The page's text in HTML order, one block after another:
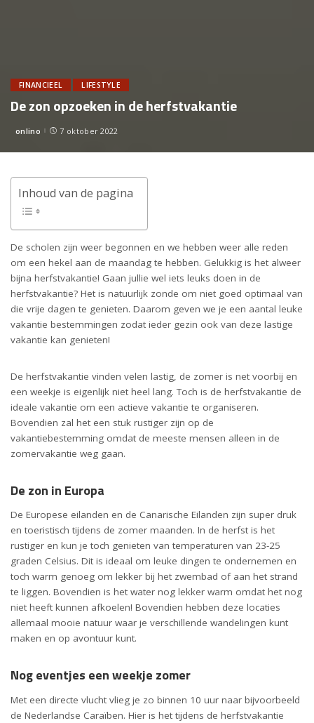
FINANCIEEL LIFESTYLE
De zon opzoeken in de herfstvakantie
Posted
onlino 7 oktober 2022
Inhoud van de pagina
De scholen zijn weer begonnen en we hebben weer alle reden
om een hekel aan de maandag te hebben. Gelukkig is het alweer
bijna herfstvakantie! Gaan jullie wel iets leuks doen in de
herfstvakantie? Het is natuurlijk zonde om niet goed optimaal van
die vrije dagen te genieten. Daarom geven we je een aantal leuke
vakantie bestemmingen zodat ieder gezin ook van deze lastige
vakantie kan genieten!
De herfstvakantie vinden velen lastig, de zomer is net voorbij en
een weekje is eigenlijk niet heel lang. Toch is de herfstvakantie de
ideale vakantie om een actieve vakantie te organiseren.
Bovendien zal het een stuk rustiger zijn op de
vakantiebestemming omdat de meeste mensen alleen in de
zomervakantie weg gaan.
De zon in Europa
De Europese eilanden en de Canarische Eilanden zijn super druk
en toeristisch tijdens de zomer maanden. In de herfst is het
rustiger en kun je toch genieten van temperaturen van 23-25
graden Celsius. Dit is ideaal om leuke dingen te ondernemen en
toch warm genoeg om lekker bij het zwembad of aan het strand
te liggen. Bovendien is het water nog lekker warm omdat het nog
niet heeft kunnen afkoelen! Bovendien hebben deze locaties
allemaal mooie natuur waar je verschillende wandelingen kunt
maken en op avontuur kunt.
Nog eventjes een weekje zomer
Met een directe vlucht vlieg je zo binnen 10 uur naar bijvoorbeeld
de Nederlandse Caraïben. Hier is het tijdens de herfstvakantie